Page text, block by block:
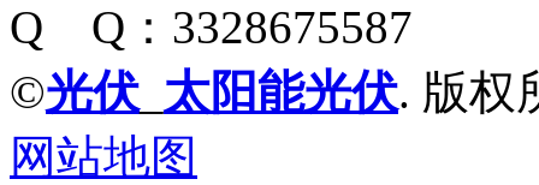
Q Q：3328675587
©光伏 太阳能光伏. 版权
网站地图